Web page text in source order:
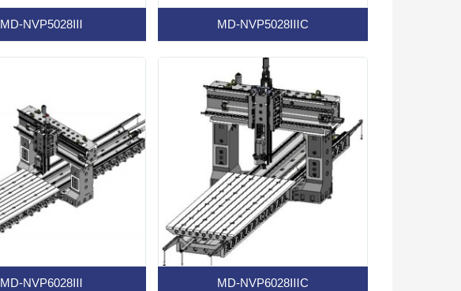
MD-NVP5028Ⅲ MD-NVP5028ⅢC
MD-NVP6028Ⅲ MD-NVP6028ⅢC